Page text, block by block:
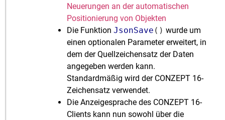
Neuerungen an der automatischen
Positionierung von Objekten
Die FunktionJsonSave () wurde um
einen optionalen Parameter erweitert, in
dem der Quellzeichensatz der Daten
angegeben werden kann.
Standardmäßig wird der CONZEPT 16-
Zeichensatz verwendet.
Die Anzeigesprache des CONZEPT 16-
Clients kann nun sowohl über die